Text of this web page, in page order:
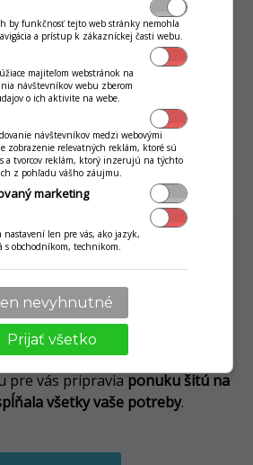
odpis bundle alebo surovín v
rozlievané fľaše alkoholu alebo
edícia PROFI splní všetky vaše
požiadavky.
MÁM ZÁUJEM
ponuka na mieru
predvyskladaná zostava, máte
alebo potrebujete ďalšie
Nie je problém, naši konzultani s
pre vás pripravia ponuku šitú na
všetky vaše potreby.
by funkčnosť tejto web stránky nemohla
a prístup k zákazníckej časti webu.
majiteľom webstránok na
návštevníkov webu zberom
o ich aktivite na webe.
návštevníkov medzi webovými
zobrazenie relevatných reklám, ktoré sú
a tvorcov reklám, ktorý inzerujú na týchto
z pohľadu vášho záujmu.
marketing
nastavení len pre vás, ako jazyk,
s obchodníkom, technikom.
nevyhnutné
Prijať všetko